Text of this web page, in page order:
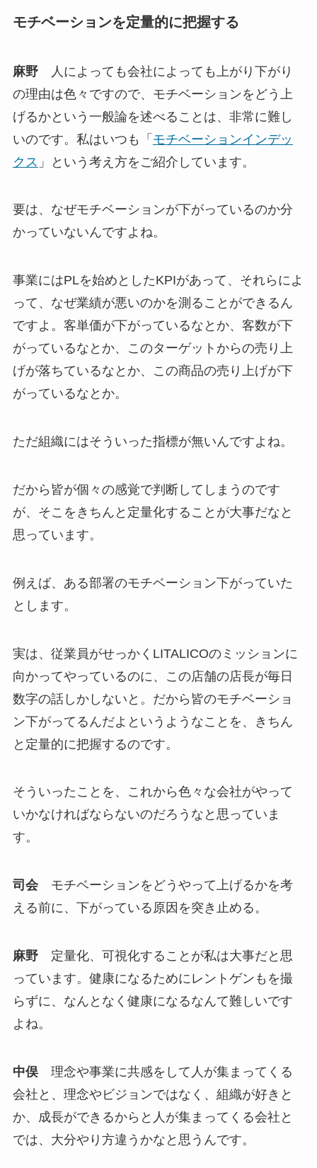
モチベーションを定量的に把握する
麻野人によっても会社によっても上がり下がり
の理由は色々ですので、モチベーションをどう上
げるかという一般論を述べることは、非常に難し
いのです。私はいつも「 モチベーションインデッ
クス 」という考え方をご紹介しています。
要は、なぜモチベーションが下がっているのか分
かっていないんですよね。
事業にはPLを始めとしたKPIがあって、それらによ
って、なぜ業績が悪いのかを測ることができるん
ですよ。客単価が下がっているなとか、客数が下
がっているなとか、このターゲットからの売り上
げが落ちているなとか、この商品の売り上げが下
がっているなとか。
ただ組織にはそういった指標が無いんですよね。
だから皆が個々の感覚で判断してしまうのです
が、そこをきちんと定量化することが大事だなと
思っています。
例えば、ある部署のモチベーション下がっていた
とします。
実は、従業員がせっかくLITALICOのミッションに
向かってやっているのに、この店舗の店長が毎日
数字の話しかしないと。だから皆のモチベーショ
ン下がってるんだよというようなことを、きちん
と定量的に把握するのです。
そういったことを、これから色々な会社がやって
いかなければならないのだろうなと思っていま
す。
司会モチベーションをどうやって上げるかを考
える前に、下がっている原因を突き止める。
麻野定量化、可視化することが私は大事だと思
っています。健康になるためにレントゲンもを撮
らずに、なんとなく健康になるなんて難しいです
よね。
中俣理念や事業に共感をして人が集まってくる
会社と、理念やビジョンではなく、組織が好きと
か、成長ができるからと人が集まってくる会社と
では、大分やり方違うかなと思うんです。